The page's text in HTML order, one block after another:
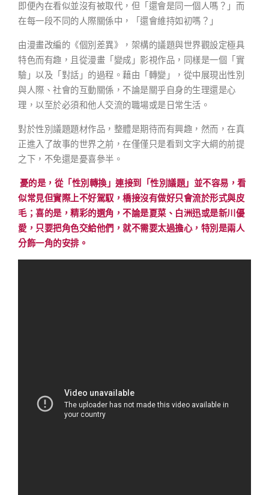
即便內在看似並沒有被取代，但「還會是同一個人嗎？」而
在每一段不同的人際關係中，「還會維持如初嗎？」
由漫畫改編的《個別差異》，架構的議題與世界觀設定極具
特色而有趣，且從漫畫「變成」影視作品，同樣是一個「實
驗」以及「對話」的過程。藉由「轉變」，從中展現出性別
與人際、社會的互動關係，不論是關乎自身的生理還是心
理，以至於必須和他人交流的職場或是日常生活。
對於性別議題題材作品，整體是期待而有興趣，然而，在真
正進入了故事的世界之前，在僅僅只是看到文字大綱的前提
之下，不免還是憂喜參半。
憂的是，從「性別轉換」連接到「性別議題」並不容易，看
似常見但實際上不好駕馭，橋接沒有做好只會流於形式與皮
毛；喜的是，精彩的選角，不論是夏菜、白洲迅或是新川優
愛，只要把角色交給他們，就不需要太過擔心，特別是兩人
分飾一角的安排。